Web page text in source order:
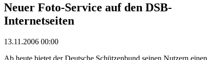
Neuer Foto-Service auf den DSB-
Internetseiten
13.11.2006 00:00
Ab heute bietet der Deutsche Schützenbund seinen Nutzern einen